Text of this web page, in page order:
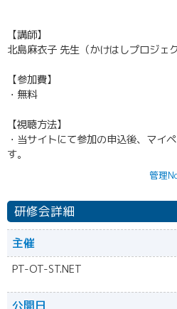
【講師】
北島麻衣子 先生（かけはしプロジェ
【参加費】
・無料
【視聴方法】
・当サイトにて参加の申込後、マイ
す。
管理
研修会詳細
主催
PT-OT-ST.NET
公開日